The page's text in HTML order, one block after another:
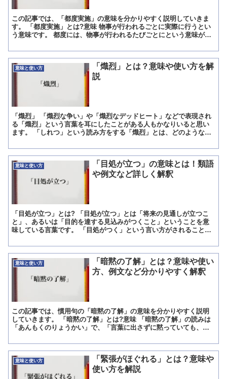
この記事では、「都度実施」の意味を分かりやすく説明していきま
す。 「都度実施」とは?意味 物事が行われるごとに実際に行うとい
う意味です。 都度には、物事が行われるたびごとにという意味があ
意味と使い方
「熾烈」とは？意味や使い方を解
説
「熾烈」 「熾烈な争い」や「熾烈なデッドヒート」などで表現され
る「熾烈」という言葉を耳にしたことがある人もかなりいると思い
ます。 「しれつ」という読み方をする「熾烈」とは、どのような意
意味と使い方
「目処が立つ」の意味とは！類語
や例文など詳しく解釈
「目処が立つ」とは? 「目処が立つ」とは「将来の見通しが立つこ
と」、あるいは「目的を達する見込みがつくこと」ということを意
味している言葉です。 「目処がつく」という言い方がされることも
意味と使い方
「暗黙の了解」とは？意味や使い
方、例文など分かりやすく解釈
この記事では、慣用句の「暗黙の了解」の意味を分かりやすく説明
していきます。 「暗黙の了解」とは?意味 「暗黙の了解」の読みは
「あんもくのりょうかい」で、「言葉に出さずに黙っていても、理
意味と使い方
「緊張がほぐれる」とは？意味や
使い方を解説